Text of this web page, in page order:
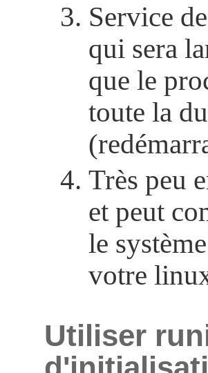
Service
qui sera
que le
toute la
Très peu
et peut
le
votre
Utiliser